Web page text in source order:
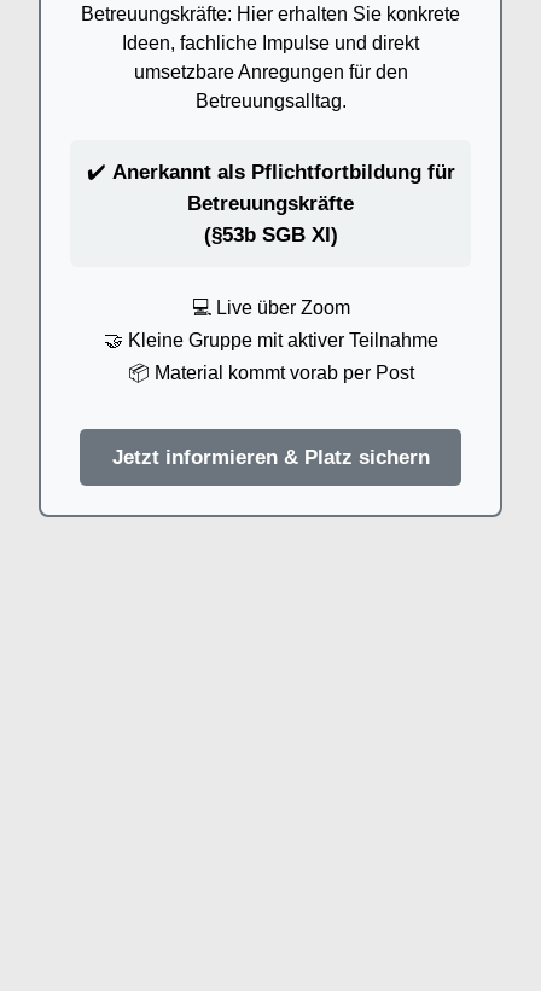
Betreuungskräfte: Hier erhalten Sie konkrete
Ideen, fachliche Impulse und direkt
umsetzbare Anregungen für den
Betreuungsalltag.
✔️ Anerkannt als Pflichtfortbildung für
Betreuungskräfte
(§53b SGB XI)
💻 Live über Zoom
🤝 Kleine Gruppe mit aktiver Teilnahme
📦 Material kommt vorab per Post
Jetzt informieren & Platz sichern